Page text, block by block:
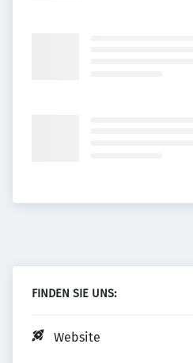
FINDEN SIE UNS:
Website